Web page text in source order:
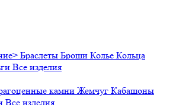
Браслеты Броши Колье Кольца
Все изделия
камни Жемчуг Кабашоны
Все изделия